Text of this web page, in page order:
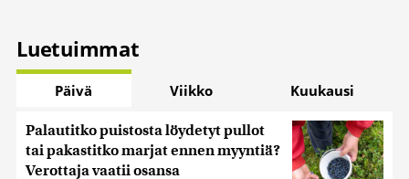
Luetuimmat
Päivä Viikko Kuukausi
Palautitko puistosta löydetyt pullot
tai pakastitko marjat ennen myyntiä?
Verottaja vaatii osansa